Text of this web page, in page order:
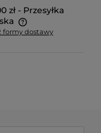
zł - Przesyłka
płatności
formy dostawy